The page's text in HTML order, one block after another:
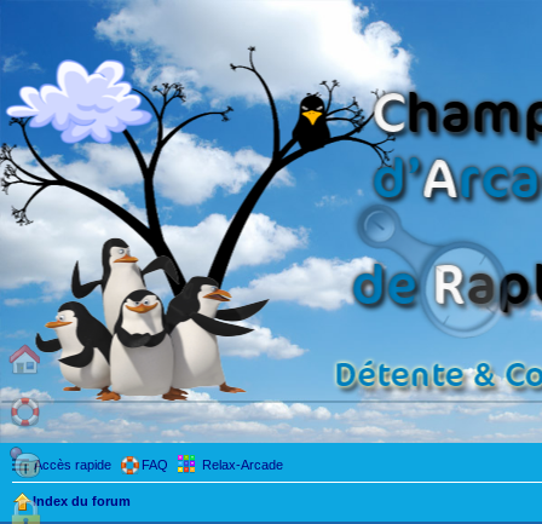
Accès rapide FAQ Relax-Arcade
Index du forum